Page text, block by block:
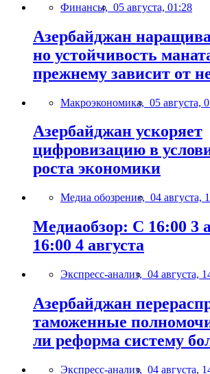
Финансы, 05 августа, 01:28
Азербайджан
но устойчивость
прежнему зависит от
Макроэкономика, 05 августа,
Азербайджан ускоряет
цифровизацию в
роста экономики
Медиа обозрение, 04 августа,
Медиаобзор: С 16:00 3
16:00 4 августа
Экспресс-анализ, 04 августа,
Азербайджан
таможенные
ли реформа систему
Экспресс-анализ, 04 августа,